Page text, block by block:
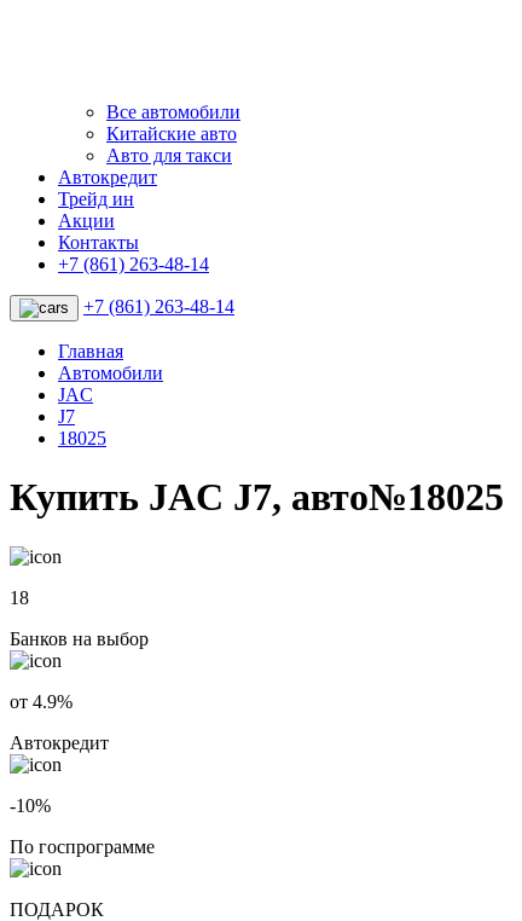
Все автомобили
Китайские авто
Авто для такси
Автокредит
Трейд ин
Акции
Контакты
+7 (861) 263-48-14
+7 (861) 263-48-14
Главная
Автомобили
JAC
J7
18025
Купить JAC J7, авто№18025
18
Банков на выбор
от 4.9%
Автокредит
-10%
По госпрограмме
ПОДАРОК